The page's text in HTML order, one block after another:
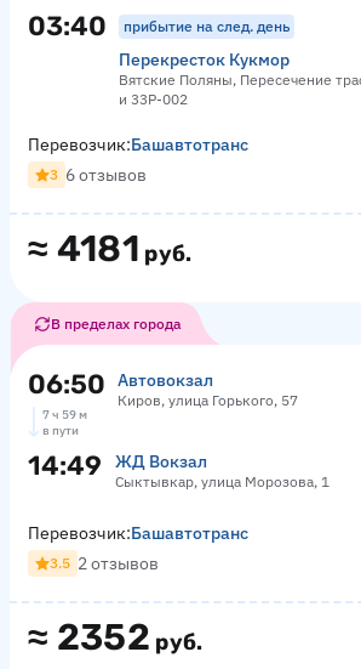
03:40 прибытие на след. день
Перекресток Кукмор
Вятские Поляны, Пересечение
и 33Р-002
≈ 4181 руб.
Перевозчик:Башавтотранс
3 6 отзывов
В пределах города
06:50 Автовокзал
Киров, улица Горького, 57
7 ч 59 м
в пути
14:49 ЖД Вокзал
Сыктывкар, улица Морозова, 1
≈ 2352 руб.
Перевозчик:Башавтотранс
3.5 2 отзывов